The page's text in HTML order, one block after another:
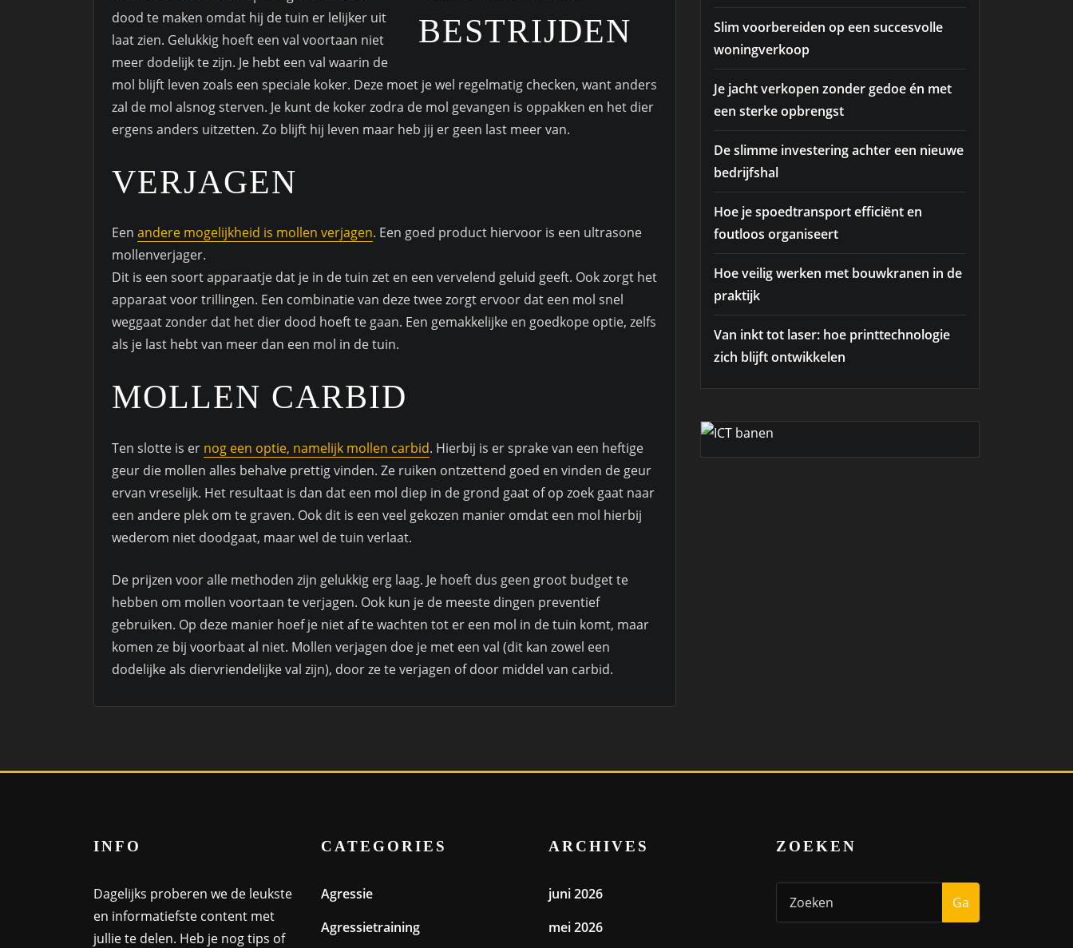
dood te maken omdat hij de tuin er lelijker uit
laat zien. Gelukkig hoeft een val voortaan niet
meer dodelijk te zijn. Je hebt een val waarin de
mol blijft leven zoals een speciale koker. Deze moet je wel regelmatig checken, want anders
zal de mol alsnog sterven. Je kunt de koker zodra de mol gevangen is oppakken en het dier
ergens anders uitzetten. Zo blijft hij leven maar heb jij er geen last meer van.
VERJAGEN
Een andere mogelijkheid is mollen verjagen. Een goed product hiervoor is een ultrasone
mollenverjager.
Dit is een soort apparaatje dat je in de tuin zet en een vervelend geluid geeft. Ook zorgt het
apparaat voor trillingen. Een combinatie van deze twee zorgt ervoor dat een mol snel
weggaat zonder dat het dier dood hoeft te gaan. Een gemakkelijke en goedkope optie, zelfs
als je last hebt van meer dan een mol in de tuin.
MOLLEN CARBID
Ten slotte is er nog een optie, namelijk mollen carbid. Hierbij is er sprake van een heftige
geur die mollen alles behalve prettig vinden. Ze ruiken ontzettend goed en vinden de geur
ervan vreselijk. Het resultaat is dan dat een mol diep in de grond gaat of op zoek gaat naar
een andere plek om te graven. Ook dit is een veel gekozen manier omdat een mol hierbij
wederom niet doodgaat, maar wel de tuin verlaat.
De prijzen voor alle methoden zijn gelukkig erg laag. Je hoeft dus geen groot budget te
hebben om mollen voortaan te verjagen. Ook kun je de meeste dingen preventief
gebruiken. Op deze manier hoef je niet af te wachten tot er een mol in de tuin komt, maar
komen ze bij voorbaat al niet. Mollen verjagen doe je met een val (dit kan zowel een
dodelijke als diervriendelijke val zijn), door ze te verjagen of door middel van carbid.
Slim voorbereiden op een succesvolle
woningverkoop
Je jacht verkopen zonder gedoe én met
een sterke opbrengst
De slimme investering achter een nieuwe
bedrijfshal
Hoe je spoedtransport efficiënt en
foutloos organiseert
Hoe veilig werken met bouwkranen in de
praktijk
Van inkt tot laser: hoe printtechnologie
zich blijft ontwikkelen
INFO
Dagelijks proberen we de leukste
en informatiefste content met
jullie te delen. Heb je nog tips of
CATEGORIES
Agressie
Agressietraining
ARCHIVES
juni 2026
mei 2026
ZOEKEN
Ga